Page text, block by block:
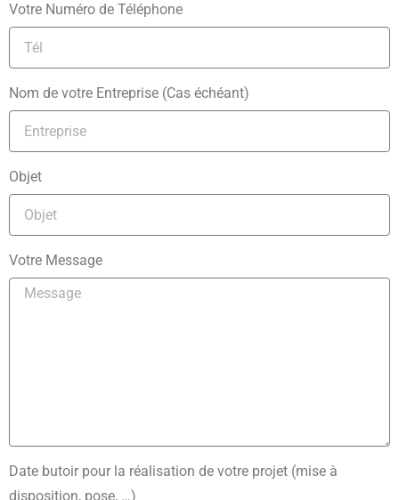
Votre Numéro de Téléphone
Nom de votre Entreprise (Cas échéant)
Objet
Votre Message
Date butoir pour la réalisation de votre projet (mise à
disposition, pose, …)